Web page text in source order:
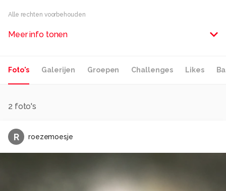
Alle rechten voorbehouden
Meer info tonen
Foto's Galerijen Groepen Challenges Likes
2 foto's
R roezemoesje